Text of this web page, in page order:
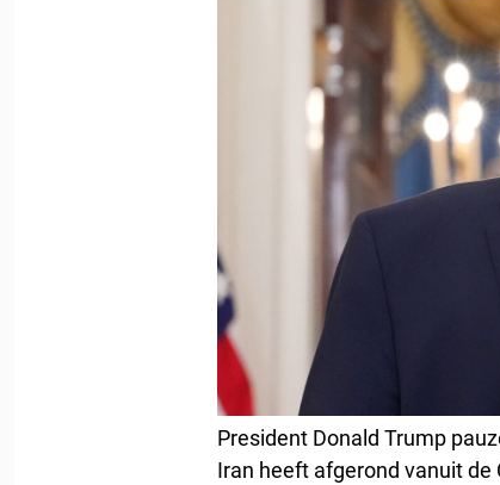
President Donald Trump
Iran heeft afgerond vanuit de